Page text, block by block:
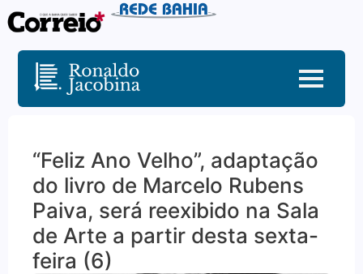
“Feliz Ano Velho”, adaptação
do livro de Marcelo Rubens
Paiva, será reexibido na Sala
de Arte a partir desta sexta-
feira (6)